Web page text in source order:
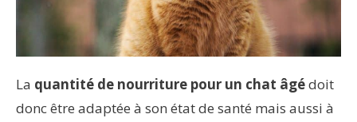
La quantité de nourriture pour un chat âgédoit
donc être adaptée à son état de santé mais aussi à